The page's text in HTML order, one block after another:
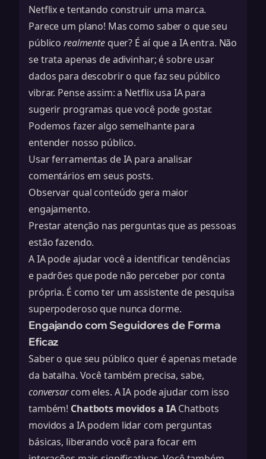
Netflix e tentando construir uma marca.
Parece um plano! Mas como saber o que seu
públicorealmentequer? É aí que a IA entra. Não
se trata apenas de adivinhar; é sobre usar
dados para descobrir o que faz seu público
vibrar. Pense assim: a Netflix usa IA para
sugerir programas que você pode gostar.
Podemos fazer algo semelhante para
entender nosso público.
Usar ferramentas de IA para analisar
comentários em seus posts.
Observar qual conteúdo gera maior
engajamento.
Prestar atenção nas perguntas que as pessoas
estão fazendo.
A IA pode ajudar você a identificar tendências
e padrões que pode não perceber por conta
própria. É como ter um assistente de pesquisa
superpoderoso que nunca dorme.
Engajando com Seguidores de Forma
Eficaz
Saber o que seu público quer é apenas metade
da batalha. Você também precisa, sabe,
conversarcom eles. A IA pode ajudar com isso
também! Chatbots movidos a IA Chatbots
movidos a IApodem lidar com perguntas
básicas, liberando você para focar em